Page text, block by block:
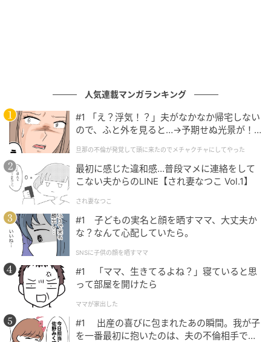
ウーマンエキサイト
■最初に感じた小さな違和感
人気連載マンガランキング
#1 「え？浮気！？」夫がなかなか帰宅しない
ので、ふと外を見ると…→予期せぬ光景が！
クチャにしてやった
旦那の不倫が発覚して頭に来たのでメチャクチャにしてやった
最初に感じた違和感…普段マメに連絡をして
こない夫からのLINE【され妻なつこ Vol.1】
され妻なつこ
#1 子どもの実名と顔を晒すママ、大丈夫か
な？なんて心配していたら。
SNSに子供の顔を晒すママ
#1 「ママ、生きてるよね？」寝ていると思
って部屋を開けたら
ママが家出した
#1 出産の喜びに包まれたあの瞬間。我が子
を一番最初に抱いたのは、夫の不倫相手でし